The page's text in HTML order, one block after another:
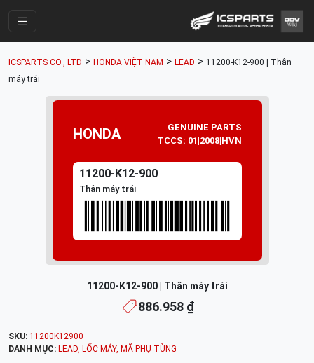
Parts Catalogue
Mã Phụ Tùng
ICSPARTS CO., LTD > HONDA VIỆT NAM > LEAD > 11200-K12-900 | Thân
máy trái
HONDA
GENUINE PARTS
TCCS: 01|2008|HVN
11200-K12-900
Thân máy trái
11200-K12-900 | Thân máy trái
886.958 ₫
SKU: 11200K12900
DANH MỤC: LEAD, LỐC MÁY, MÃ PHỤ TÙNG